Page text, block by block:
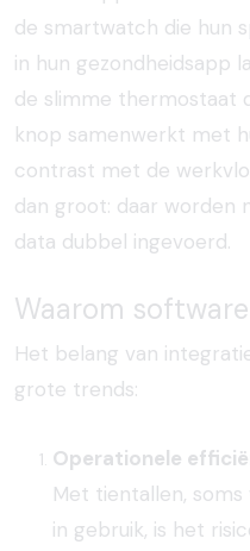
de smartwatch die hun
in hun gezondheidsapp
de slimme thermostaat
knop samenwerkt met
contrast met de
dan groot: daar worden
data dubbel ingevoerd.
Waarom
Het belang van
grote trends:
Operationele
Met tientallen, soms
in gebruik, is het